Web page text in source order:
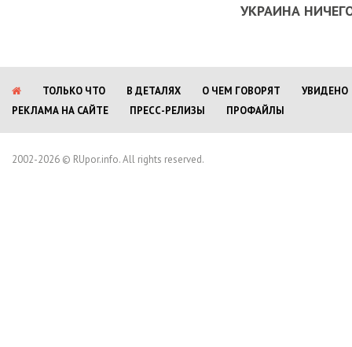
УКРАИНА
ТОЛЬКО ЧТО В ДЕТАЛЯХ О ЧЕМ ГОВОРЯТ
УВИДЕНО
РЕКЛАМА НА САЙТЕ
ПРЕСС-РЕЛИЗЫ ПРОФАЙЛЫ
2002-2026 © RUpor.info. All rights reserved.